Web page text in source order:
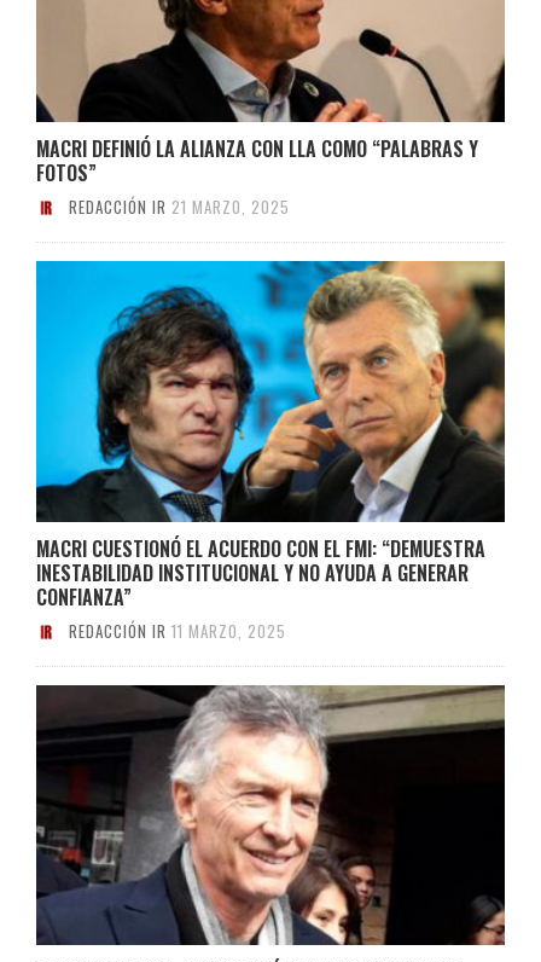
MACRI DEFINIÓ LA ALIANZA CON LLA COMO “PALABRAS Y
FOTOS”
REDACCIÓN IR 21 MARZO, 2025
MACRI CUESTIONÓ EL ACUERDO CON EL FMI: “DEMUESTRA
INESTABILIDAD INSTITUCIONAL Y NO AYUDA A GENERAR
CONFIANZA”
REDACCIÓN IR 11 MARZO, 2025